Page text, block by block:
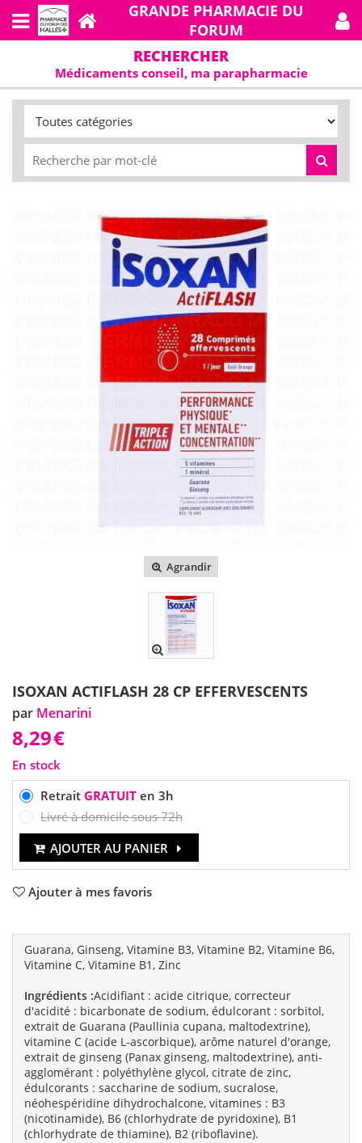
GRANDE PHARMACIE DU
FORUM
RECHERCHER
Médicaments conseil, ma parapharmacie
Agrandir
ISOXAN ACTIFLASH 28 CP EFFERVESCENTS
par Menarini
8,29€
En stock
Retrait GRATUITen 3h
Livré à domicile sous 72h
AJOUTER AU PANIER
Ajouter à mes favoris
Guarana, Ginseng, Vitamine B3, Vitamine B2, Vitamine B6,
Vitamine C, Vitamine B1, Zinc
Ingrédients :Acidifiant : acide citrique, correcteur
d'acidité : bicarbonate de sodium, édulcorant : sorbitol,
extrait de Guarana (Paullinia cupana, maltodextrine),
vitamine C (acide L-ascorbique), arôme naturel d'orange,
extrait de ginseng (Panax ginseng, maltodextrine), anti-
agglomérant : polyéthylène glycol, citrate de zinc,
édulcorants : saccharine de sodium, sucralose,
néohespéridine dihydrochalcone, vitamines : B3
(nicotinamide), B6 (chlorhydrate de pyridoxine), B1
(chlorhydrate de thiamine), B2 (riboflavine).